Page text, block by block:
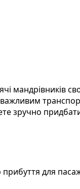
мандрівників
важливим
зручно
для